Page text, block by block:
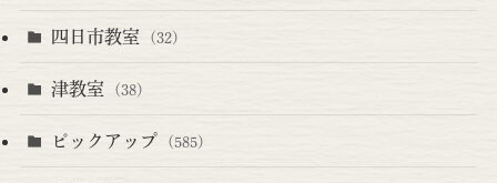
四日市教室 (32)
津教室 (38)
ピックアップ (585)